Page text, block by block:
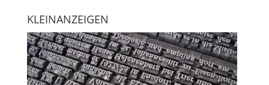
KLEINANZEIGEN